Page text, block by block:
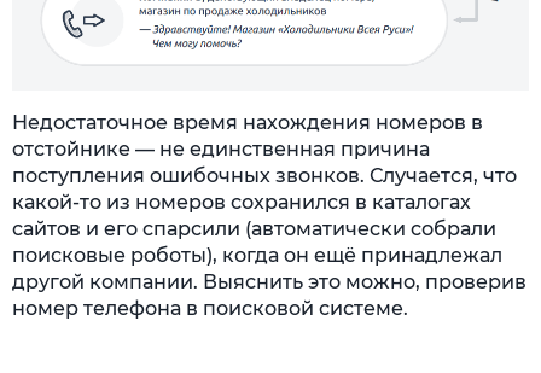
Недостаточное время нахождения номеров в
отстойнике — не единственная причина
поступления ошибочных звонков. Случается, что
какой-то из номеров сохранился в каталогах
сайтов и его спарсили (автоматически собрали
поисковые роботы), когда он ещё принадлежал
другой компании. Выяснить это можно, проверив
номер телефона в поисковой системе.